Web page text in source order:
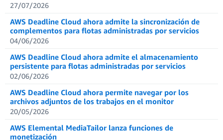
27/07/2026
AWS Deadline Cloud ahora admite la sincronización de
complementos para flotas administradas por servicios
04/06/2026
AWS Deadline Cloud ahora admite el almacenamiento
persistente para flotas administradas por servicios
02/06/2026
AWS Deadline Cloud ahora permite navegar por los
archivos adjuntos de los trabajos en el monitor
20/05/2026
AWS Elemental MediaTailor lanza funciones de
monetización